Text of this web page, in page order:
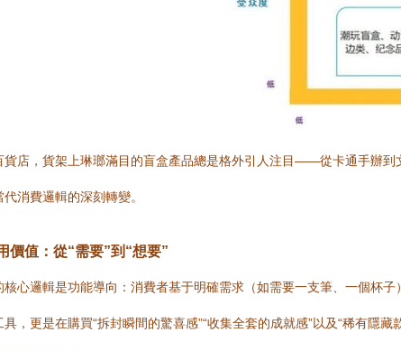
貨店，貨架上琳瑯滿目的盲盒產品總是格外引人注目——從卡通手辦
消費邏輯的深刻轉變。
價值：從“需要”到“想要”
心邏輯是功能導向：消費者基于明確需求（如需要一支筆、一個杯
，更是在購買“拆封瞬間的驚喜感”“收集全套的成就感”以及“稀有隱